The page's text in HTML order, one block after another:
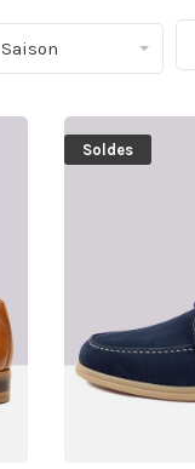
Saison
Soldes